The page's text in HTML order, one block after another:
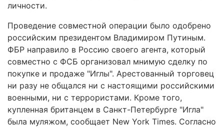
личности.
Проведение совместной операции было одобрено
российским президентом Владимиром Путиным.
ФБР направило в Россию своего агента, который
совместно с ФСБ организовал мнимую сделку по
покупке и продаже "Иглы". Арестованный торговец
ни разу не общался ни с настоящими российскими
военными, ни с террористами. Кроме того,
купленная британцем в Санкт-Петербурге "Игла"
была муляжом, сообщает New York Times. Согласно